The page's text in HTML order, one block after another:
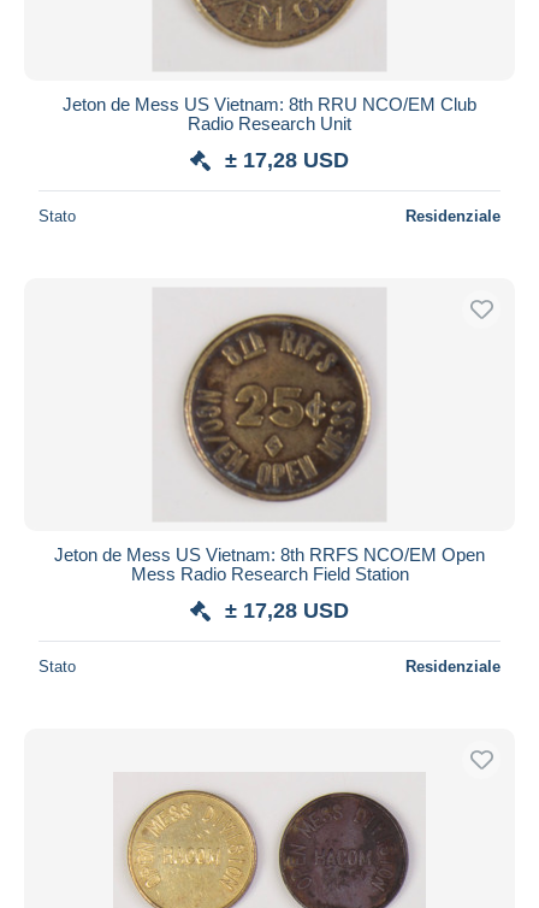
Jeton de Mess US Vietnam: 8th RRU NCO/EM Club
Radio Research Unit
± 17,28 USD
Stato Residenziale
Jeton de Mess US Vietnam: 8th RRFS NCO/EM Open
Mess Radio Research Field Station
± 17,28 USD
Stato Residenziale